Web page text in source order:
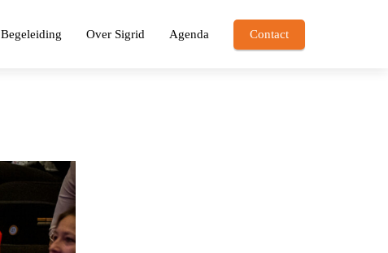
Begeleiding Over Sigrid Agenda Contact